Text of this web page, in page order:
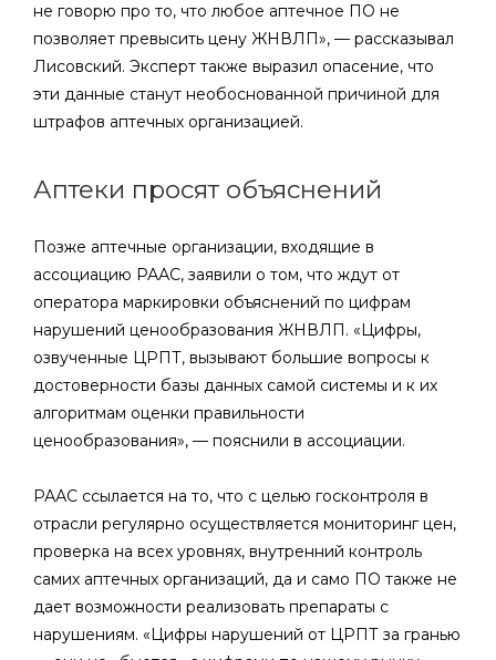
не говорю про то, что любое аптечное ПО не
позволяет превысить цену ЖНВЛП», — рассказывал
Лисовский. Эксперт также выразил опасение, что
эти данные станут необоснованной причиной для
штрафов аптечных организацией.
Аптеки просят объяснений
Позже аптечные организации, входящие в
ассоциацию РААС, заявили о том, что ждут от
оператора маркировки объяснений по цифрам
нарушений ценообразования ЖНВЛП. «Цифры,
озвученные ЦРПТ, вызывают большие вопросы к
достоверности базы данных самой системы и к их
алгоритмам оценки правильности
ценообразования», — пояснили в ассоциации.
РААС ссылается на то, что с целью госконтроля в
отрасли регулярно осуществляется мониторинг цен,
проверка на всех уровнях, внутренний контроль
самих аптечных организаций, да и само ПО также не
дает возможности реализовать препараты с
нарушениям. «Цифры нарушений от ЦРПТ за гранью